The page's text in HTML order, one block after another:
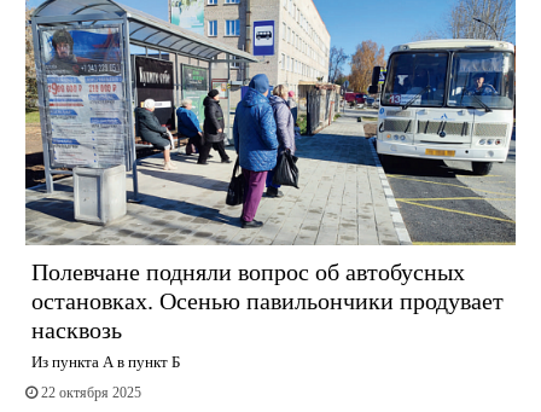
Полевчане подняли вопрос об автобусных
остановках. Осенью павильончики продувает
насквозь
Из пункта А в пункт Б
22 октября 2025